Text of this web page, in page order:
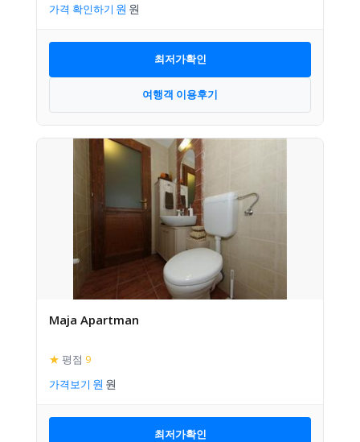
가격 확인하기
최저가확인
여행객 이용후기
Maja Apartman
★ 평점 9
가격보기
최저가확인